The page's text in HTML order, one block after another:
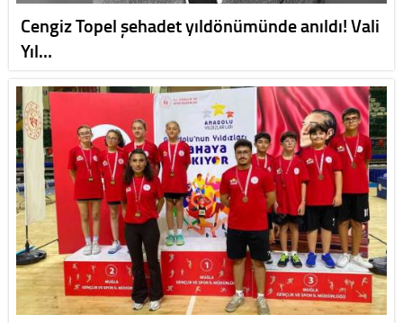
Cengiz Topel şehadet yıldönümünde anıldı! Vali
Yıl…